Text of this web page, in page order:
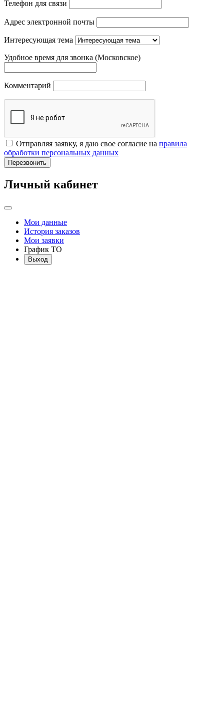
Телефон для связи
Адрес электронной почты
Интересующая тема
Удобное время для звонка (Московское)
Комментарий
Отправляя заявку, я даю свое согласие на правила
обработки персональных данных
Перезвонить
Личный кабинет
Мои данные
История заказов
Мои заявки
График ТО
Выход